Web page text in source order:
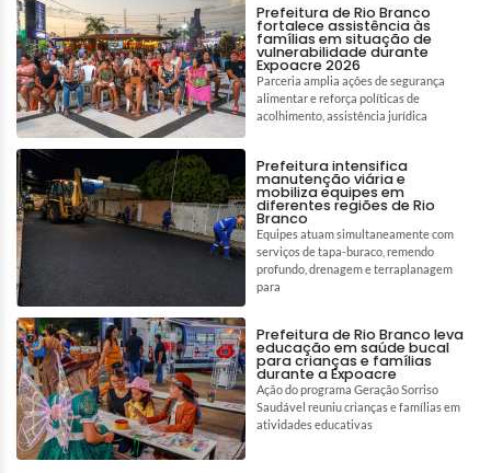
Prefeitura de Rio Branco
fortalece assistência às
famílias em situação de
vulnerabilidade durante
Expoacre 2026
Parceria amplia ações de segurança
alimentar e reforça políticas de
acolhimento, assistência jurídica
Prefeitura intensifica
manutenção viária e
mobiliza equipes em
diferentes regiões de Rio
Branco
Equipes atuam simultaneamente com
serviços de tapa-buraco, remendo
profundo, drenagem e terraplanagem
para
Prefeitura de Rio Branco leva
educação em saúde bucal
para crianças e famílias
durante a Expoacre
Ação do programa Geração Sorriso
Saudável reuniu crianças e famílias em
atividades educativas